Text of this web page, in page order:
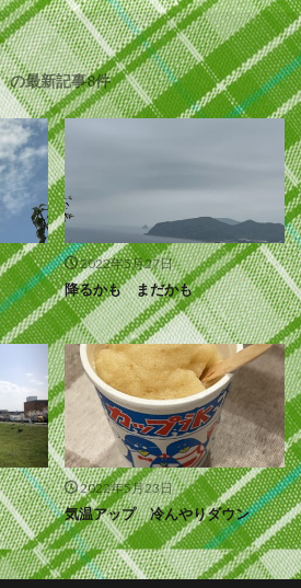
の最新記事8件
2022年5月27日
降るかも まだかも
2022年5月23日
気温アップ 冷んやりダウン